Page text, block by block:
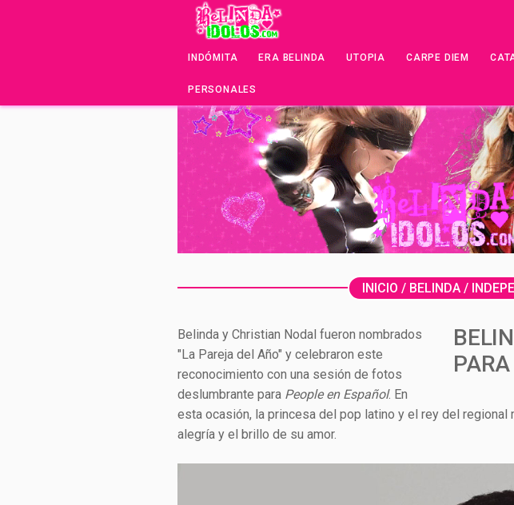
INDÓMITA ERA BELINDA UTOPIA CARPE DIEM
PERSONALES
INICIO / BELINDA/
Belinda y Christian Nodal fueron nombrados
"La Pareja del Año" y celebraron este
reconocimiento con una sesión de fotos
deslumbrante para People en Español. En
esta ocasión, la princesa del pop latino y el rey del
alegría y el brillo de su amor.